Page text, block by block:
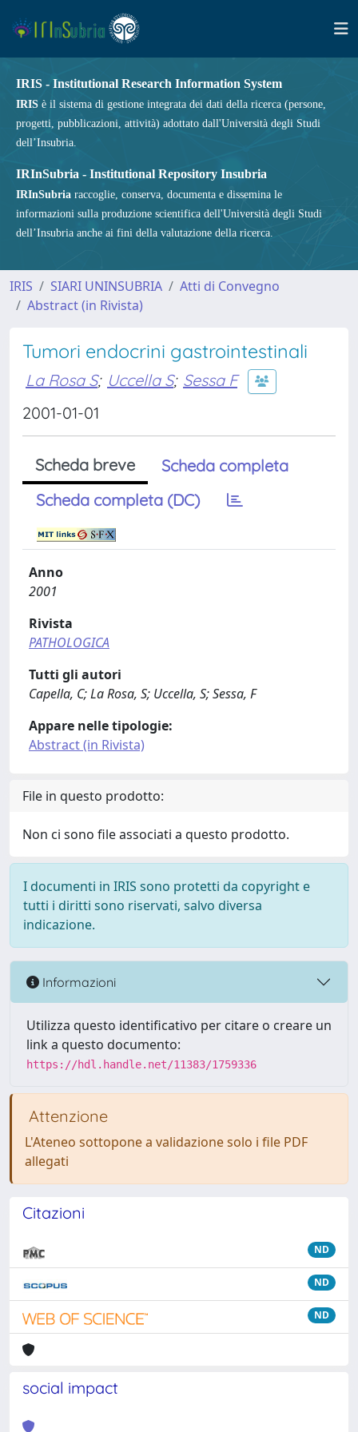
IRIS - Institutional Research Information System
IRIS è il sistema di gestione integrata dei dati della ricerca (persone,
progetti, pubblicazioni, attività) adottato dall'Università degli Studi
dell’Insubria.
IRInSubria - Institutional Repository Insubria
IRInSubria raccoglie, conserva, documenta e dissemina le
informazioni sulla produzione scientifica dell'Università degli Studi
dell’Insubria anche ai fini della valutazione della ricerca.
IRIS SIARI UNINSUBRIA
Atti di Convegno
Abstract (in Rivista)
Tumori endocrini gastrointestinali
La Rosa S; Uccella S; Sessa F
2001-01-01
Scheda breve
Scheda completa
Scheda completa (DC)
Anno
2001
Rivista
PATHOLOGICA
Tutti gli autori
Capella, C; La Rosa, S; Uccella, S; Sessa, F
Appare nelle tipologie:
Abstract (in Rivista)
File in questo prodotto:
Non ci sono file associati a questo prodotto.
I documenti in IRIS sono protetti da copyright e
tutti i diritti sono riservati, salvo diversa
indicazione.
Informazioni
Utilizza questo identificativo per citare o creare un
link a questo documento:
https://hdl.handle.net/11383/1759336
Attenzione
L'Ateneo sottopone a validazione solo i file PDF
allegati
Citazioni
ND
ND
ND
social impact